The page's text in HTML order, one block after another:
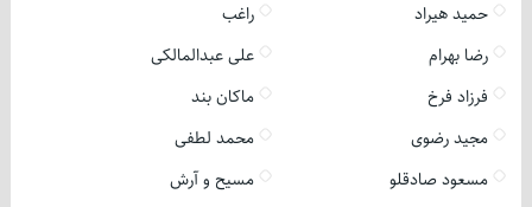
حمید هیراد
راغب
رضا بهرام
علی عبدالمالکی
فرزاد فرخ
ماکان بند
مجید رضوی
محمد لطفی
مسعود صادقلو
مسیح و آرش